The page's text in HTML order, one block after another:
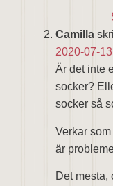
Camilla
2020-07-
Är det inte
socker?
socker så
Verkar
är
Det mesta,